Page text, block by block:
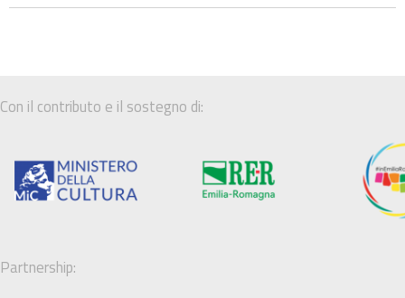
Con il contributo e il sostegno di:
Partnership: